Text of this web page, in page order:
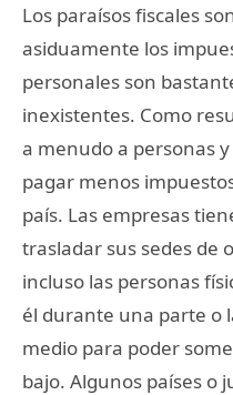
Los paraísos fiscales
asiduamente los
personales son
inexistentes. Como
a menudo a personas
pagar menos
país. Las empresas
trasladar sus sedes de
incluso las personas
él durante una parte o
medio para poder
bajo. Algunos países o